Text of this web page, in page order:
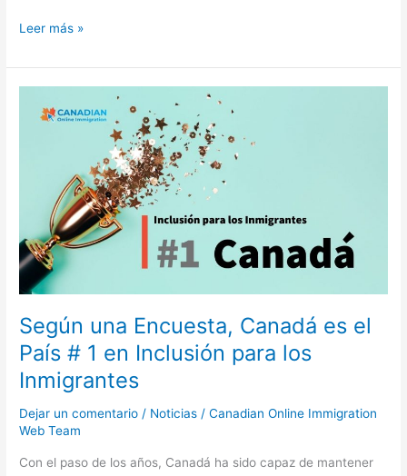
Leer más »
Según una Encuesta, Canadá es el
País # 1 en Inclusión para los
Inmigrantes
Dejar un comentario / Noticias /Canadian Online Immigration
Web Team
Con el paso de los años, Canadá ha sido capaz de mantener
una
#
1
en
Inclusión
para
los
Inmigrantes